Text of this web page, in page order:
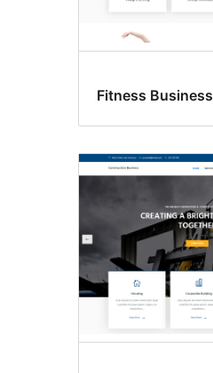
Fitness Business